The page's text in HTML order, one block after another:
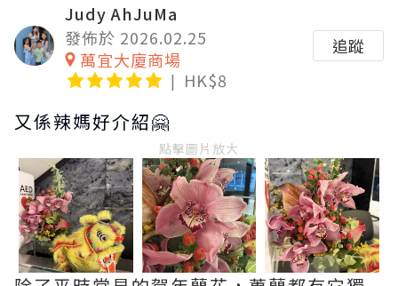
Judy AhJuMa
發佈於 2026.02.25
萬宜大廈商場
HK$8
追蹤
又係辣媽好介紹🤗
點擊圖片放大